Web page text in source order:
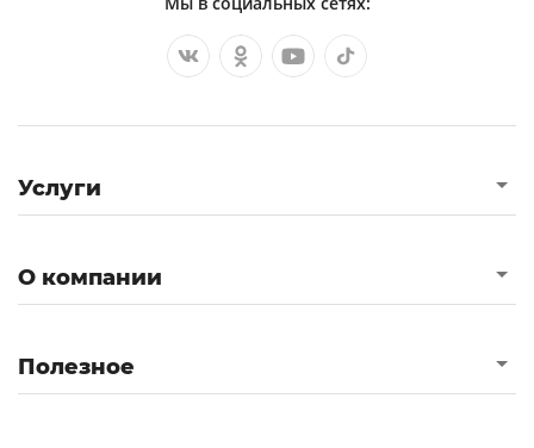
Услуги
О компании
Полезное